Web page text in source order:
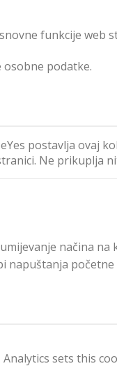
funkcije web
podatke.
postavlja ovaj
Ne prikuplja
načina
napuštanja
Analytics sets this